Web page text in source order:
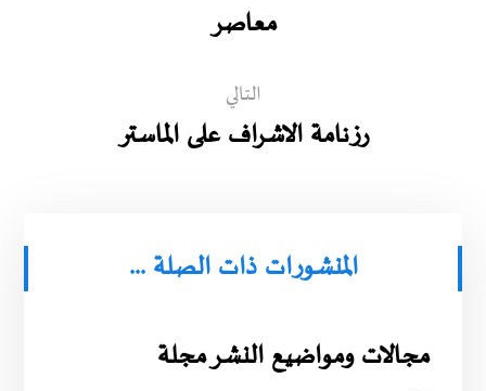
معاصر
التالي
رزنامة الاشراف على الماستر
المنشورات ذات الصلة ...
مجالات ومواضيع النشر مجلة